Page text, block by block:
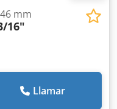
mm
16"
Llamar